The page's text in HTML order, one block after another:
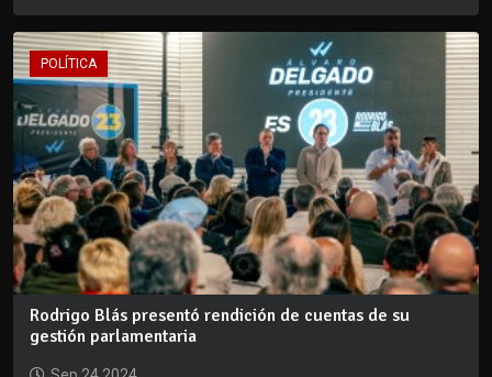
POLÍTICA
Rodrigo Blás presentó rendición de cuentas de su
gestión parlamentaria